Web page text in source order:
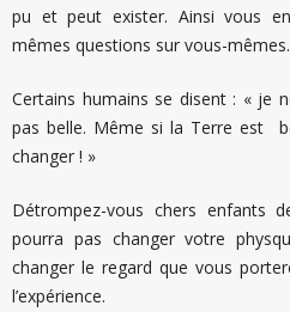
pu et peut exister. Ainsi vous
mêmes questions sur vous-mêmes.
Certains humains se disent : « je
pas belle. Même si la Terre est
changer ! »
Détrompez-vous chers enfants
pourra pas changer votre
changer le regard que vous
l’expérience.